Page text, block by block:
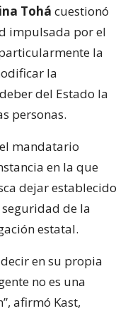
Tohá cuestionó
impulsada por el
la
la
del Estado la
personas.
mandatario
en la que
dejar establecido
de la
estatal.
en su propia
no es una
afirmó Kast,